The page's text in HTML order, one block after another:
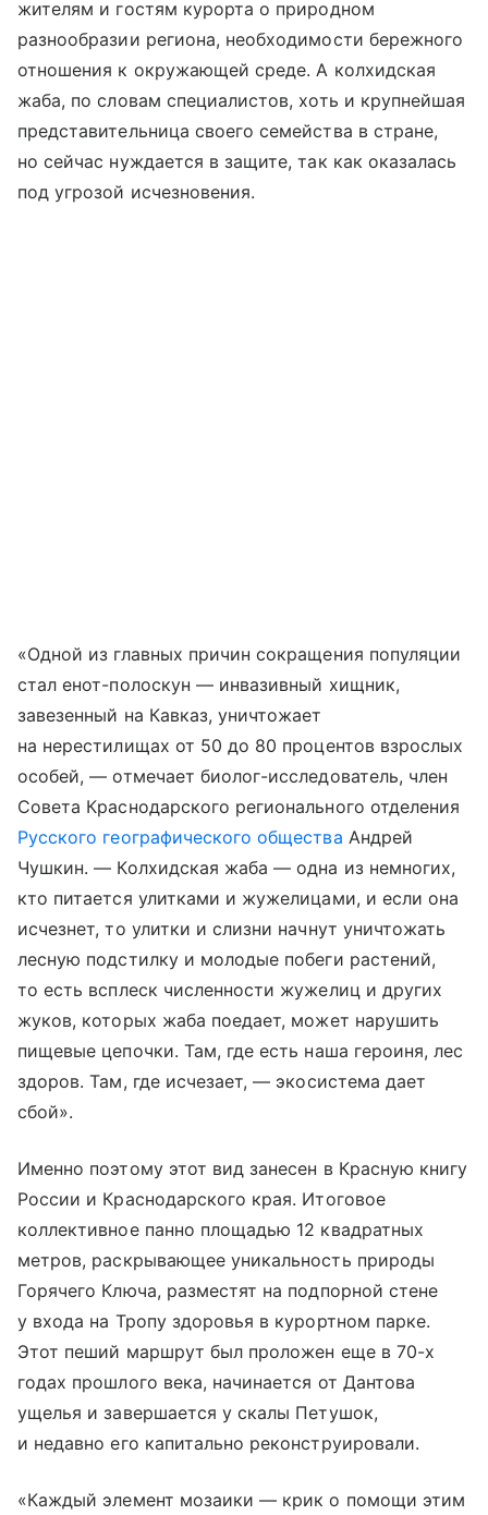
жителям и гостям курорта о природном
разнообразии региона, необходимости бережного
отношения к окружающей среде. А колхидская
жаба, по словам специалистов, хоть и крупнейшая
представительница своего семейства в стране,
но сейчас нуждается в защите, так как оказалась
под угрозой исчезновения.
«Одной из главных причин сокращения популяции
стал енот-полоскун — инвазивный хищник,
завезенный на Кавказ, уничтожает
на нерестилищах от 50 до 80 процентов взрослых
особей, — отмечает биолог-исследователь, член
Совета Краснодарского регионального отделения
Русского географического общества Андрей
Чушкин. — Колхидская жаба — одна из немногих,
кто питается улитками и жужелицами, и если она
исчезнет, то улитки и слизни начнут уничтожать
лесную подстилку и молодые побеги растений,
то есть всплеск численности жужелиц и других
жуков, которых жаба поедает, может нарушить
пищевые цепочки. Там, где есть наша героиня, лес
здоров. Там, где исчезает, — экосистема дает
сбой».
Именно поэтому этот вид занесен в Красную книгу
России и Краснодарского края. Итоговое
коллективное панно площадью 12 квадратных
метров, раскрывающее уникальность природы
Горячего Ключа, разместят на подпорной стене
у входа на Тропу здоровья в курортном парке.
Этот пеший маршрут был проложен еще в 70-х
годах прошлого века, начинается от Дантова
ущелья и завершается у скалы Петушок,
и недавно его капитально реконструировали.
«Каждый элемент мозаики — крик о помощи этим